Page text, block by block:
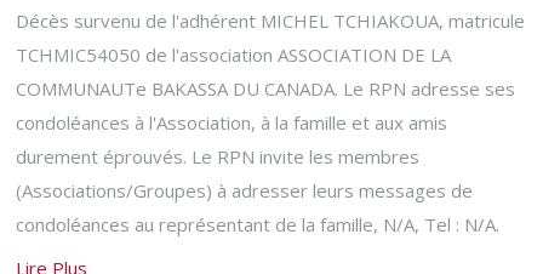
Décès survenu de l'adhérent MICHEL TCHIAKOUA, matricule
TCHMIC54050 de l'association ASSOCIATION DE LA
COMMUNAUTe BAKASSA DU CANADA. Le RPN adresse ses
condoléances à l'Association, à la famille et aux amis
durement éprouvés. Le RPN invite les membres
(Associations/Groupes) à adresser leurs messages de
condoléances au représentant de la famille, N/A, Tel : N/A.
Lire Plus